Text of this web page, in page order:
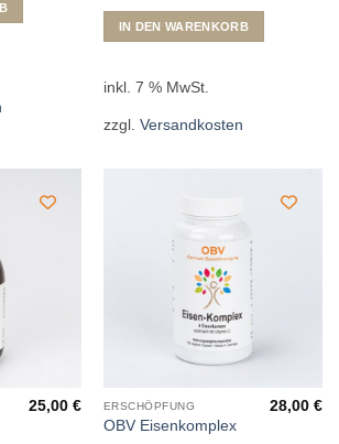
IN DEN WARENKORB
inkl. 7 % MwSt.
zzgl. Versandkosten
25,00€ ERSCHÖPFUNG
OBV Eisenkomplex
28,00€